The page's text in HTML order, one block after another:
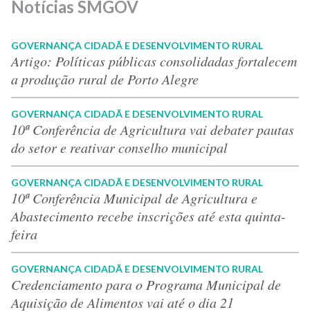
Notícias SMGOV
GOVERNANÇA CIDADÃ E DESENVOLVIMENTO RURAL
Artigo: Políticas públicas consolidadas fortalecem
a produção rural de Porto Alegre
GOVERNANÇA CIDADÃ E DESENVOLVIMENTO RURAL
10ª Conferência de Agricultura vai debater pautas
do setor e reativar conselho municipal
GOVERNANÇA CIDADÃ E DESENVOLVIMENTO RURAL
10ª Conferência Municipal de Agricultura e
Abastecimento recebe inscrições até esta quinta-
feira
GOVERNANÇA CIDADÃ E DESENVOLVIMENTO RURAL
Credenciamento para o Programa Municipal de
Aquisição de Alimentos vai até o dia 21